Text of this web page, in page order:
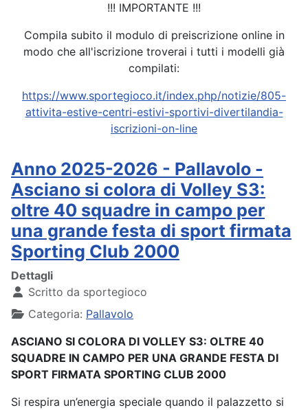
!!! IMPORTANTE !!!
Compila subito il modulo di preiscrizione online in
modo che all'iscrizione troverai i tutti i modelli già
compilati:
https://www.sportegioco.it/index.php/notizie/805-
attivita-estive-centri-estivi-sportivi-divertilandia-
iscrizioni-on-line
Anno 2025-2026 - Pallavolo -
Asciano si colora di Volley S3:
oltre 40 squadre in campo per
una grande festa di sport firmata
Sporting Club 2000
Dettagli
Scritto da sportegioco
Categoria: Pallavolo
ASCIANO SI COLORA DI VOLLEY S3: OLTRE 40
SQUADRE IN CAMPO PER UNA GRANDE FESTA DI
SPORT FIRMATA SPORTING CLUB 2000
Si respira un’energia speciale quando il palazzetto si